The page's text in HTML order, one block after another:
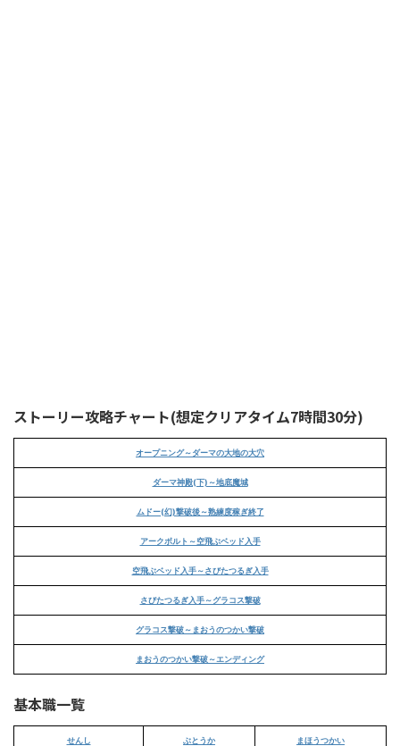
ストーリー攻略チャート(想定クリアタイム7時間30分)
オープニング～ダーマの大地の大穴
ダーマ神殿(下)～地底魔城
ムドー(幻)撃破後～熟練度稼ぎ終了
アークボルト～空飛ぶベッド入手
空飛ぶベッド入手～さびたつるぎ入手
さびたつるぎ入手～グラコス撃破
グラコス撃破～まおうのつかい撃破
まおうのつかい撃破～エンディング
基本職一覧
せんし ぶとうか まほうつかい